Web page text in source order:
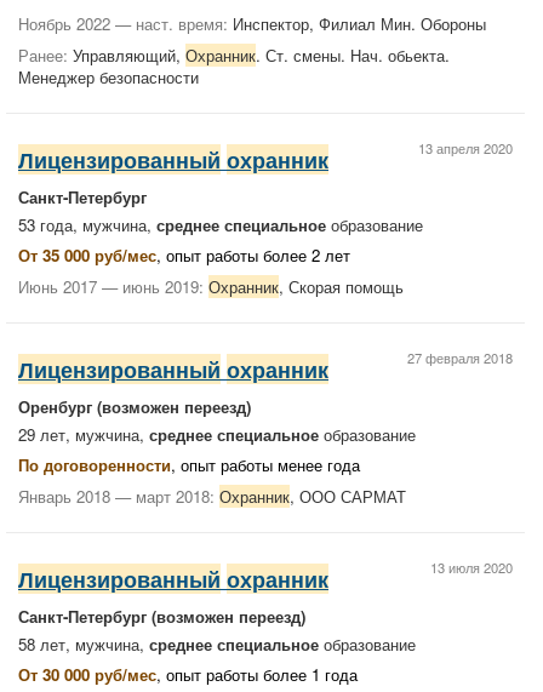
Ноябрь 2022 — наст. время: Инспектор, Филиал Мин. Обороны
Ранее: Управляющий, Охранник. Ст. смены. Нач. обьекта.
Менеджер безопасности
13 апреля 2020
Лицензированный охранник
Санкт-Петербург
53 года, мужчина, среднее специальное образование
От 35 000 руб/мес, опыт работы более 2 лет
Июнь 2017 — июнь 2019: Охранник, Скорая помощь
27 февраля 2018
Лицензированный охранник
Оренбург (возможен переезд)
29 лет, мужчина, среднее специальное образование
По договоренности, опыт работы менее года
Январь 2018 — март 2018: Охранник, ООО САРМАТ
13 июля 2020
Лицензированный охранник
Санкт-Петербург (возможен переезд)
58 лет, мужчина, среднее специальное образование
От 30 000 руб/мес, опыт работы более 1 года